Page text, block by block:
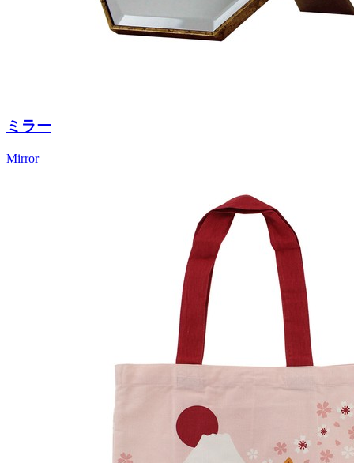
ミラー
Mirror